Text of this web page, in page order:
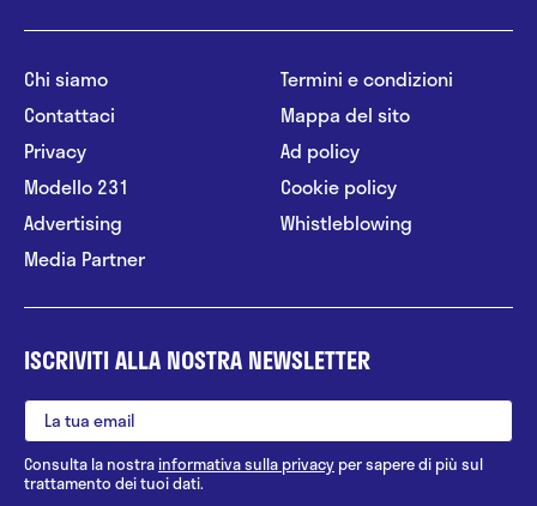
Chi siamo
Contattaci
Privacy
Modello 231
Advertising
Media Partner
Termini e condizioni
Mappa del sito
Ad policy
Cookie policy
Whistleblowing
ISCRIVITI ALLA NOSTRA NEWSLETTER
Consulta la nostrainformativa sulla privacy per sapere di più sul
trattamento dei tuoi dati.